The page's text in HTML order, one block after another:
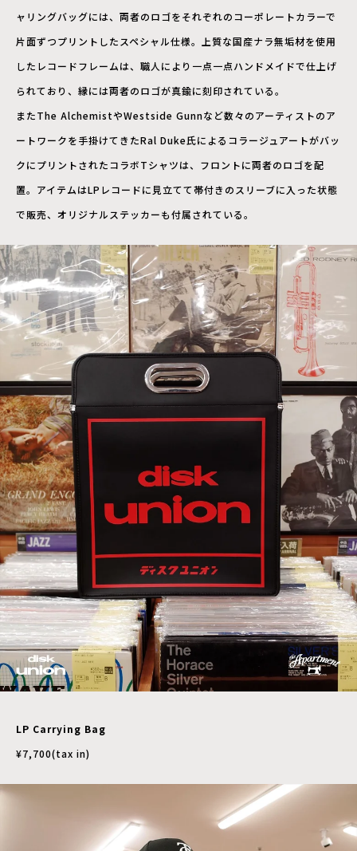
ャリングバッグには、両者のロゴをそれぞれのコーポレートカラーで
片面ずつプリントしたスペシャル仕様。上質な国産ナラ無垢材を使用
したレコードフレームは、職人により一点一点ハンドメイドで仕上げ
られており、縁には両者のロゴが真鍮に刻印されている。
またThe AlchemistやWestside Gunnなど数々のアーティストのア
ートワークを手掛けてきたRal Duke氏によるコラージュアートがバッ
クにプリントされたコラボTシャツは、フロントに両者のロゴを配
置。アイテムはLPレコードに見立てて帯付きのスリーブに入った状態
で販売、オリジナルステッカーも付属されている。
LP Carrying Bag
¥7,700(tax in)